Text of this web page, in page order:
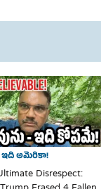
ఇది అమెరికా!
Disrespect: